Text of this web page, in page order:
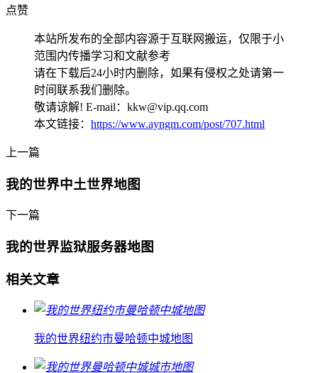
点赞
本站所发布的全部内容源于互联网搬运，仅限于小
范围内传播学习和文献参考
请在下载后24小时内删除，如果有侵权之处请第一
时间联系我们删除。
敬请谅解! E-mail：kkw@vip.qq.com
本文链接： https://www.ayngm.com/post/707.html
上一篇
我的世界中土世界地图
下一篇
我的世界监狱服务器地图
相关文章
我的世界纽约市曼哈顿中城地图